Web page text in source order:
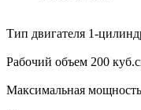
Тип двигателя 1-
Рабочий объем 200
Максимальная